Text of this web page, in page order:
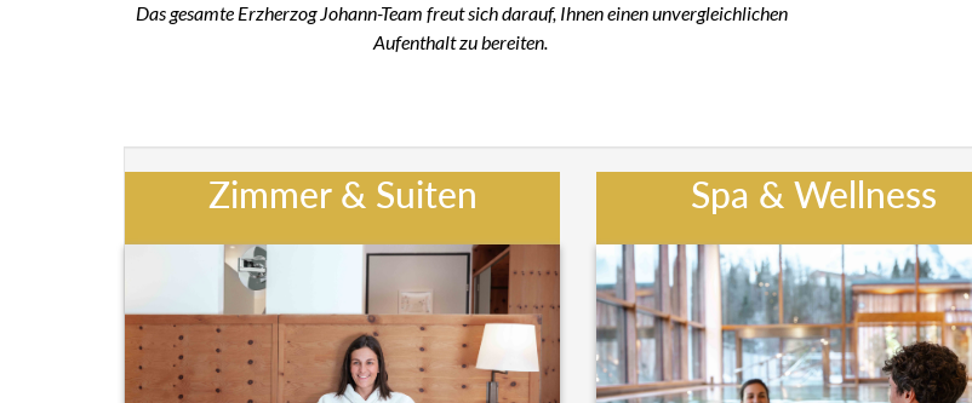
Das gesamte Erzherzog Johann-Team freut sich darauf, Ihnen einen unvergleichlichen
Aufenthalt zu bereiten.
Zimmer & Suiten Spa & Wellness